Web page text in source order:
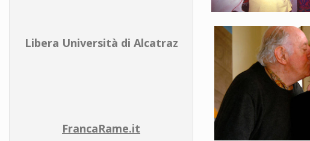
Libera Università di Alcatraz
FrancaRame.it